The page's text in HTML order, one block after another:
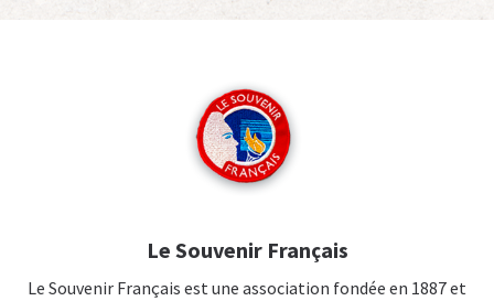
Le Souvenir Français
Le Souvenir Français est une association fondée en 1887 et